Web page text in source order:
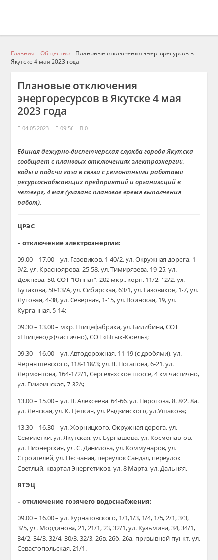
Главная Общество
Плановые отключения энергоресурсов в
Якутске 4 мая 2023 года
Плановые отключения
энергоресурсов в Якутске 4 мая
2023 года
04.05.2023 09:56 0
Единая дежурно-диспетчерская служба города Якутска
сообщает о плановых отключениях электроэнергии,
воды и подачи газа в связи с ремонтными работами
ресурсоснабжающих предприятий и организаций в
четверг, 4 мая (указано плановое время выполнения
работ).
ЦРЭС
– отключение электроэнергии:
09.00 – 17.00 – ул. Газовиков, 1-40/2, ул. Окружная дорога, 1-
9/2, ул. Красноярова, 25-58, ул. Тимирязева, 19-25, ул.
Дежнева, 50, СОТ “Юннат”, 202 мкр., корп. 11/2, 12/2, ул.
Бутакова, 50-13/А, ул. Сибирская, 63/1, ул. Газовиков, 1-7, ул.
Луговая, 4-38, ул. Северная, 1-15, ул. Воинская, 19, ул.
Курганная, 5-14;
09.30 – 13.00 – мкр. Птицефабрика, ул. Билибина, СОТ
«Птицевод» (частично), СОТ «Ытык-Кюель»;
09.30 – 16.00 – ул. Автодорожная, 11-19 (с дробями), ул.
Чернышевского, 118-118/3; ул. Я. Потапова, 6-21, ул.
Лермонтова, 164-172/1, Сергеляхское шоссе, 4 км частично,
ул. Гимеинская, 7-32А;
13.00 – 15.00 – ул. П. Алексеева, 64-66, ул. Пирогова, 8, 8/2, 8а,
ул. Ленская, ул. К. Цеткин, ул. Рыдзинского, ул.Ушакова;
13.30 – 16.30 – ул. Жорницкого, Окружная дорога, ул.
Семилетки, ул. Якутская, ул. Бурнашова, ул. Космонавтов,
ул. Пионерская, ул. С. Данилова, ул. Коммунаров, ул.
Строителей, ул. Песчаная, переулок Сандал, переулок
Светлый, квартал Энергетиков, ул. 8 Марта, ул. Дальняя.
ЯТЭЦ
– отключение горячего водоснабжения:
09.00 – 16.00 – ул. Курнатовского, 1/1,1/3, 1/4, 1/5, 2/1, 3/3,
3/5, ул. Мординова, 21, 21/1, 23, 32/1, ул. Кузьмина, 34, 34/1,
34/2, 34/3, 32/4, 30/3, 32/3, 26в, 26б, 26а, призывной пункт, ул.
Севастопольская, 21/1.